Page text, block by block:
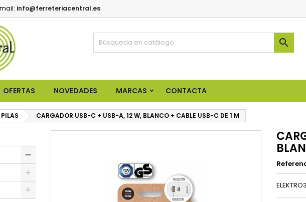
info@ferreteriacentral.es

OFERTAS NOVEDADES MARCAS CONTACTA
PILAS CARGADOR USB-C + USB-A, 12 W, BLANCO + CABLE USB-C DE 1 M